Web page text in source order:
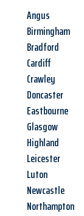
Angus
Birmingham
Bradford
Cardiff
Crawley
Doncaster
Eastbourne
Glasgow
Highland
Leicester
Luton
Newcastle
Northampton